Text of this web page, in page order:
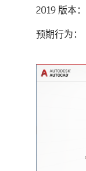
2019 版本：
预期行为：